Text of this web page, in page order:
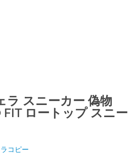
ラ スニーカー 偽物
FIT ロートップ スニー
コピー